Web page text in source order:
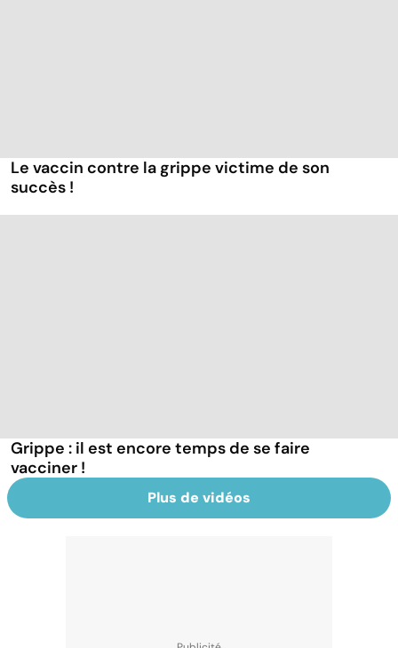
Le vaccin contre la grippe victime de son
succès !
Grippe : il est encore temps de se faire
vacciner !
Plus de vidéos